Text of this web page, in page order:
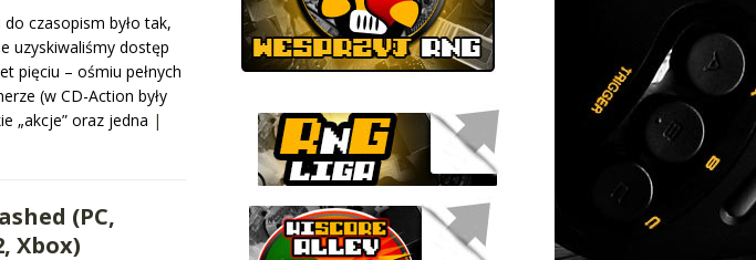
czasopism było tak,
uzyskiwaliśmy dostęp
pięciu – ośmiu pełnych
(w CD-Action były
„akcje” oraz jedna |
(PC,
Xbox)